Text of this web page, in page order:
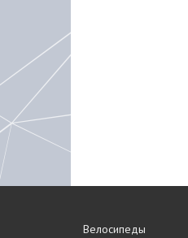
Велосипеды